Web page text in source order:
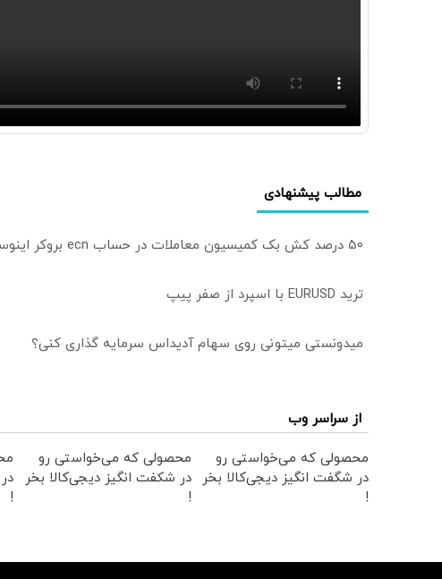
مطالب پیشنهادی
۵۰ درصد کش بک کمیسیون معاملات در حساب ecn بروکر اینوسلو
ترید EURUSD با اسپرد از صفر پیپ
میدونستی میتونی روی سهام آدیداس سرمایه گذاری کنی؟
از سراسر وب
محصولی که می‌خواستی رو
در شگفت انگیز دیجی‌کالا بخر
!
محصولی که می‌خواستی رو
در شکفت انگیز دیجی‌کالا بخر
!
!